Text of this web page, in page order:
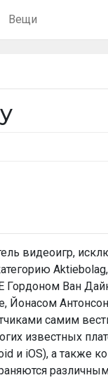
Вещи
видеоигр,
Гордоном Ван
Йонасом
самим
известных
и iOS), а также